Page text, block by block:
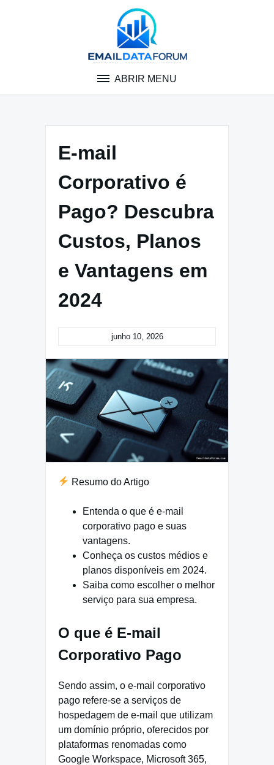
ABRIR MENU
E-mail
Corporativo é
Pago? Descubra
Custos, Planos
e Vantagens em
2024
junho 10, 2026
Resumo do Artigo
Entenda o que é e-mail
corporativo pago e suas
vantagens.
Conheça os custos médios e
planos disponíveis em 2024.
Saiba como escolher o melhor
serviço para sua empresa.
O que é E-mail
Corporativo Pago
Sendo assim, o e-mail corporativo
pago refere-se a serviços de
hospedagem de e-mail que utilizam
um domínio próprio, oferecidos por
plataformas renomadas como
Google Workspace, Microsoft 365,